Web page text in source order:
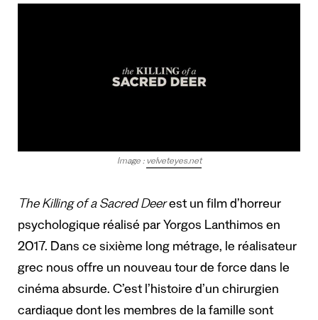
Image : velveteyes.net
The Killing of a Sacred Deerest un film d’horreur
psychologique réalisé par Yorgos Lanthimos en
2017. Dans ce sixième long métrage, le réalisateur
grec nous offre un nouveau tour de force dans le
cinéma absurde. C’est l’histoire d’un chirurgien
cardiaque dont les membres de la famille sont